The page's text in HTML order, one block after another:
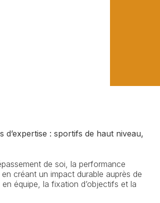
: sportifs de haut niveau,
de soi, la performance
créant un impact durable auprès de
équipe, la fixation d’objectifs et la